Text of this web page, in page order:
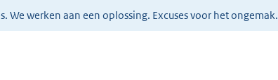
werken aan een oplossing. Excuses voor het ongemak.